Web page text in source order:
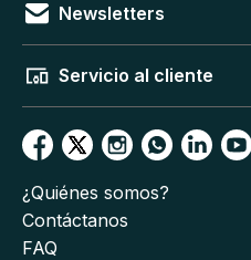
Newsletters
Servicio al cliente
¿Quiénes somos?
Contáctanos
FAQ